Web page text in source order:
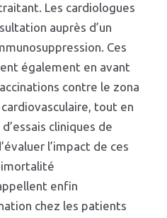
Les cardiologues
auprès d’un
Ces
également en avant
contre le zona
tout en
cliniques de
l’impact de ces
enfin
chez les patients